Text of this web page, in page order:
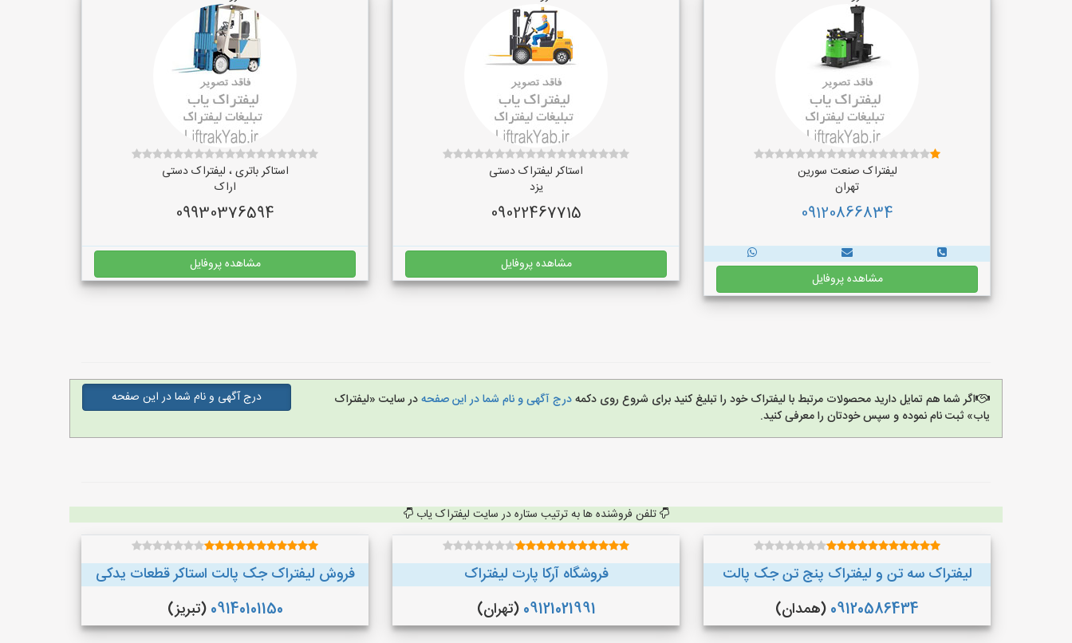
لیفتراک صنعت سورین
تهران
09120866834
مشاهده پروفایل
استاکر لیفتراک دستی
یزد
09022467715
مشاهده پروفایل
استاکر باتری ، لیفتراک دستی
اراک
09930376594
مشاهده پروفایل
اگر شما هم تمایل دارید محصولات مرتبط با لیفتراک خود را تبلیغ کنید برای شروع روی دکمهدرج آگهی و نام شما در این صفحهدر سایت «لیفتراک
یاب» ثبت نام نموده و سپس خودتان را معرفی کنید.
درج آگهی و نام شما در این صفحه
تلفن فروشنده ها به ترتیب ستاره در سایت لیفتراک یاب
لیفتراک سه تن و لیفتراک پنج تن جک پالت
09120586434 (همدان)
فروشگاه آرکا پارت لیفتراک
09121021991 (تهران)
فروش لیفتراک جک پالت استاکر قطعات یدکی
09140101150 (تبریز)